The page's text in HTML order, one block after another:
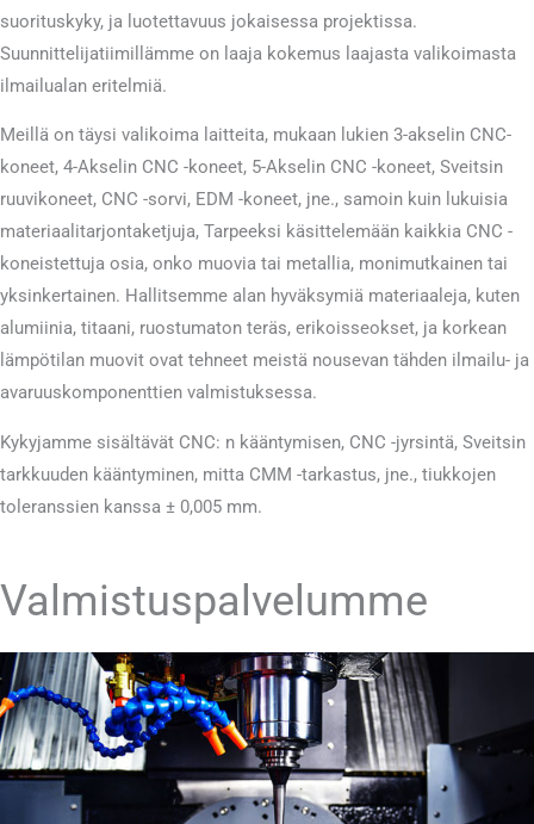
suorituskyky, ja luotettavuus jokaisessa projektissa.
Suunnittelijatiimillämme on laaja kokemus laajasta valikoimasta
ilmailualan eritelmiä.
Meillä on täysi valikoima laitteita, mukaan lukien 3-akselin CNC-
koneet, 4-Akselin CNC -koneet, 5-Akselin CNC -koneet, Sveitsin
ruuvikoneet, CNC -sorvi, EDM -koneet, jne., samoin kuin lukuisia
materiaalitarjontaketjuja, Tarpeeksi käsittelemään kaikkia CNC -
koneistettuja osia, onko muovia tai metallia, monimutkainen tai
yksinkertainen. Hallitsemme alan hyväksymiä materiaaleja, kuten
alumiinia, titaani, ruostumaton teräs, erikoisseokset, ja korkean
lämpötilan muovit ovat tehneet meistä nousevan tähden ilmailu- ja
avaruuskomponenttien valmistuksessa.
Kykyjamme sisältävät CNC: n kääntymisen, CNC -jyrsintä, Sveitsin
tarkkuuden kääntyminen, mitta CMM -tarkastus, jne., tiukkojen
toleranssien kanssa ± 0,005 mm.
Valmistuspalvelumme